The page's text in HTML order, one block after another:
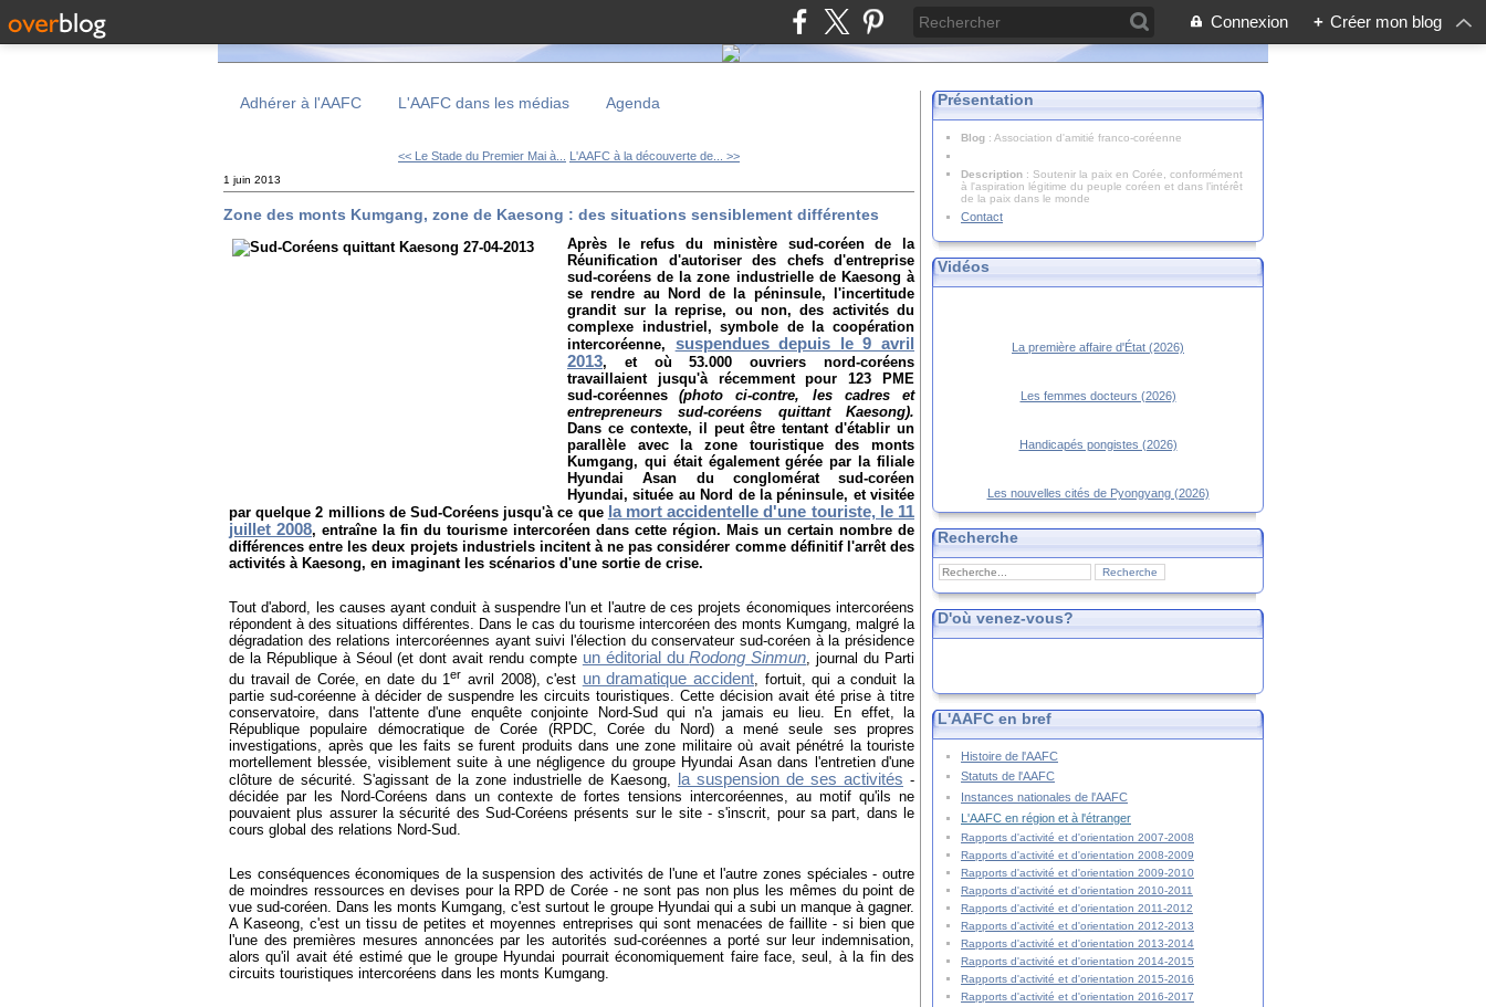
Connexion + Créer mon blog
Adhérer à l'AAFC L'AAFC dans les médias Agenda
<< Le Stade du Premier Mai à... L'AAFC à la découverte de... >>
1 juin 2013
Zone des monts Kumgang, zone de Kaesong : des situations sensiblement différentes
Après le refus du ministère sud-coréen de la
Réunification d'autoriser des chefs d'entreprise
sud-coréens de la zone industrielle de Kaesong à
se rendre au Nord de la péninsule, l'incertitude
grandit sur la reprise, ou non, des activités du
complexe industriel, symbole de la coopération
intercoréenne, suspendues depuis le 9 avril
2013, et où 53.000 ouvriers nord-coréens
travaillaient jusqu'à récemment pour 123 PME
sud-coréennes
(photo ci-contre, les cadres et
entrepreneurs sud-coréens quittant Kaesong).
Dans ce contexte, il peut être tentant d'établir un
parallèle avec la zone touristique des monts
Kumgang, qui était également gérée par la filiale
Hyundai Asan du conglomérat sud-coréen
Hyundai, située au Nord de la péninsule, et visitée
par quelque 2 millions de Sud-Coréens jusqu'à ce que la mort accidentelle d'une touriste, le 11
juillet 2008, entraîne la fin du tourisme intercoréen dans cette région. Mais un certain nombre de
différences entre les deux projets industriels incitent à ne pas considérer comme définitif l'arrêt des
activités à Kaesong, en imaginant les scénarios d'une sortie de crise.
Tout d'abord, les causes ayant conduit à suspendre l'un et l'autre de ces projets économiques intercoréens
répondent à des situations différentes. Dans le cas du tourisme intercoréen des monts Kumgang, malgré la
dégradation des relations intercoréennes ayant suivi l'élection du conservateur sud-coréen à la présidence
de la République à Séoul (et dont avait rendu compte un éditorial duRodong Sinmun, journal du Parti
du travail de Corée, en date du 1er avril 2008), c'est un dramatique accident, fortuit, qui a conduit la
partie sud-coréenne à décider de suspendre les circuits touristiques. Cette décision avait été prise à titre
conservatoire, dans l'attente d'une enquête conjointe Nord-Sud qui n'a jamais eu lieu. En effet, la
République populaire démocratique de Corée (RPDC, Corée du Nord) a mené seule ses propres
investigations, après que les faits se furent produits dans une zone militaire où avait pénétré la touriste
mortellement blessée, visiblement suite à une négligence du groupe Hyundai Asan dans l'entretien d'une
clôture de sécurité. S'agissant de la zone industrielle de Kaesong,
la suspension de ses activités -
décidée par les Nord-Coréens dans un contexte de fortes tensions intercoréennes, au motif qu'ils ne
pouvaient plus assurer la sécurité des Sud-Coréens présents sur le site - s'inscrit, pour sa part, dans le
cours global des relations Nord-Sud.
Les conséquences économiques de la suspension des activités de l'une et l'autre zones spéciales - outre
de moindres ressources en devises pour la RPD de Corée - ne sont pas non plus les mêmes du point de
vue sud-coréen. Dans les monts Kumgang, c'est surtout le groupe Hyundai qui a subi un manque à gagner.
A Kaseong, c'est un tissu de petites et moyennes entreprises qui sont menacées de faillite - si bien que
l'une des premières mesures annoncées par les autorités sud-coréennes a porté sur leur indemnisation,
alors qu'il avait été estimé que le groupe Hyundai pourrait économiquement faire face, seul, à la fin des
circuits touristiques intercoréens dans les monts Kumgang.
Présentation
Blog : Association d'amitié franco-coréenne
Description : Soutenir la paix en Corée, conformément
à l'aspiration légitime du peuple coréen et dans l’intérêt
de la paix dans le monde
Contact
Vidéos
La première affaire d'État (2026)
Les femmes docteurs (2026)
Handicapés pongistes (2026)
Les nouvelles cités de Pyongyang (2026)
Recherche
D'où venez-vous?
L'AAFC en bref
Histoire de l'AAFC
Statuts de l'AAFC
Instances nationales de l'AAFC
L'AAFC en région et à l'étranger
Rapports d'activité et d'orientation 2007-2008
Rapports d'activité et d'orientation 2008-2009
Rapports d'activité et d'orientation 2009-2010
Rapports d'activité et d'orientation 2010-2011
Rapports d'activité et d'orientation 2011-2012
Rapports d'activité et d'orientation 2012-2013
Rapports d'activité et d'orientation 2013-2014
Rapports d'activité et d'orientation 2014-2015
Rapports d'activité et d'orientation 2015-2016
Rapports d'activité et d'orientation 2016-2017